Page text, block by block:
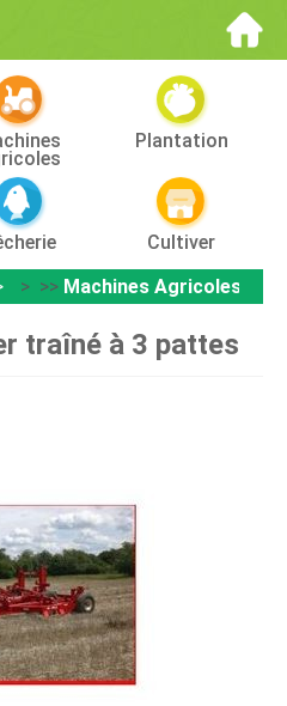
Plantation
Cultiver
> >> Machines Agricoles
traîné à 3 pattes